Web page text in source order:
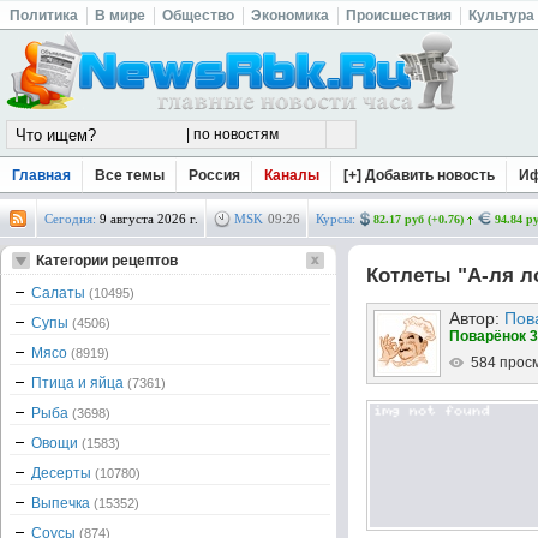
Политика В мире Общество Экономика Происшествия Культура
Главная Все темы Россия Каналы [+] Добавить новость
Сегодня: 9 августа 2026 г. MSK 09:26 Курсы: 82.17 руб (+0.76) 94.84
Котлеты "А-ля
Автор:
Поварёнок
584
Категории рецептов
Салаты (10495)
Супы (4506)
Мясо (8919)
Птица и яйца (7361)
Рыба (3698)
Овощи (1583)
Десерты (10780)
Выпечка (15352)
Соусы (874)